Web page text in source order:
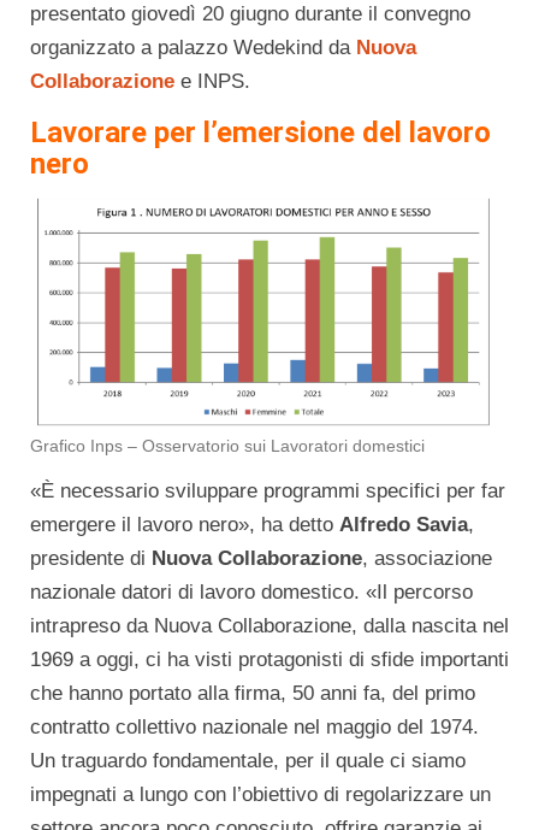
presentato giovedì 20 giugno durante il convegno
organizzato a palazzo Wedekind da Nuova
Collaborazione e INPS.
Lavorare per l’emersione del lavoro
nero
Grafico Inps – Osservatorio sui Lavoratori domestici
«È necessario sviluppare programmi specifici per far
emergere il lavoro nero», ha detto Alfredo Savia,
presidente di Nuova Collaborazione, associazione
nazionale datori di lavoro domestico. «Il percorso
intrapreso da Nuova Collaborazione, dalla nascita nel
1969 a oggi, ci ha visti protagonisti di sfide importanti
che hanno portato alla firma, 50 anni fa, del primo
contratto collettivo nazionale nel maggio del 1974.
Un traguardo fondamentale, per il quale ci siamo
impegnati a lungo con l’obiettivo di regolarizzare un